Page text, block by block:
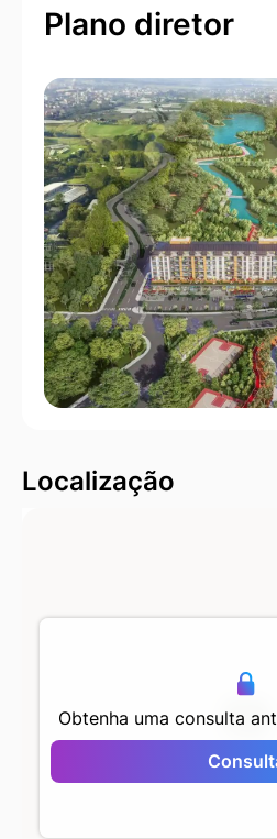
Plano diretor
Localização
Obtenha uma consulta
Luxera